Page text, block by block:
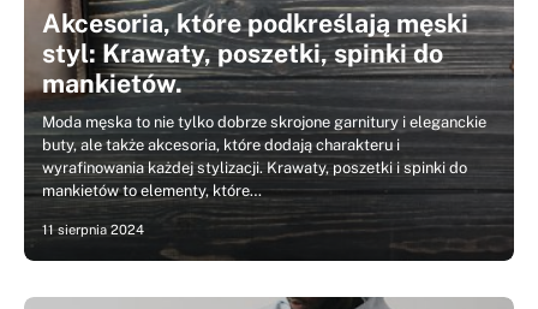
Akcesoria, które podkreślają męski
styl: Krawaty, poszetki, spinki do
mankietów.
Moda męska to nie tylko dobrze skrojone garnitury i eleganckie
buty, ale także akcesoria, które dodają charakteru i
wyrafinowania każdej stylizacji. Krawaty, poszetki i spinki do
mankietów to elementy, które…
11 sierpnia 2024